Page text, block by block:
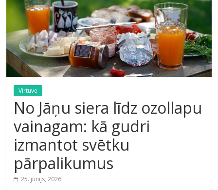
Virtuve
No Jāņu siera līdz ozollapu
vainagam: kā gudri
izmantot svētku
pārpalikumus
25. jūnijs, 2026